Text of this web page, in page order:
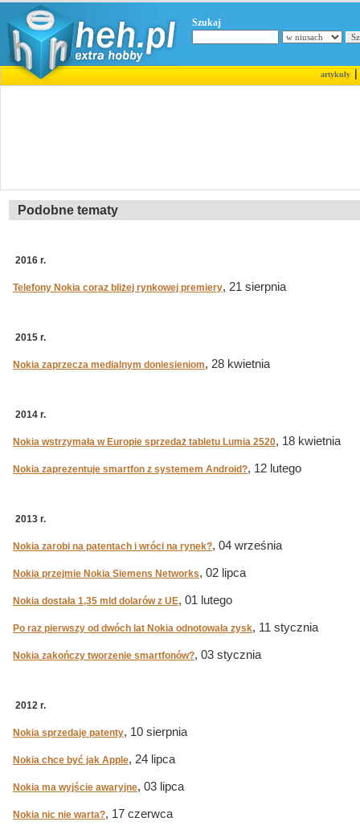
Szukaj
artykuły|
Podobne tematy
2016 r.
Telefony Nokia coraz bliżej rynkowej premiery, 21 sierpnia
2015 r.
Nokia zaprzecza medialnym doniesieniom, 28 kwietnia
2014 r.
Nokia wstrzymała w Europie sprzedaż tabletu Lumia 2520, 18 kwietnia
Nokia zaprezentuje smartfon z systemem Android?, 12 lutego
2013 r.
Nokia zarobi na patentach i wróci na rynek?, 04 września
Nokia przejmie Nokia Siemens Networks, 02 lipca
Nokia dostała 1,35 mld dolarów z UE, 01 lutego
Po raz pierwszy od dwóch lat Nokia odnotowała zysk, 11 stycznia
Nokia zakończy tworzenie smartfonów?, 03 stycznia
2012 r.
Nokia sprzedaje patenty, 10 sierpnia
Nokia chce być jak Apple, 24 lipca
Nokia ma wyjście awaryjne, 03 lipca
Nokia nic nie warta?, 17 czerwca